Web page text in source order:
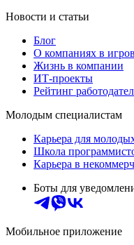
Новости и статьи
Блог
О компаниях в
Жизнь в компании
ИТ-проекты
Рейтинг
Молодым специалистам
Карьера для
Школа
Карьера в
Боты для
Мобильное приложение